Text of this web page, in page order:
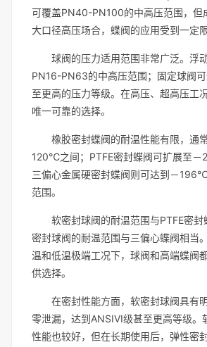
可覆盖PN40-PN100的中高压范围，但
大口径高压场合，蝶阀的应用受到一定限
球阀的压力适用范围非常广泛。浮
PN16-PN63的中高压范围；固定球阀
至更高的压力等级。在高压、超高压工
唯一可靠的选择。
橡胶密封蝶阀的耐温性能有限，通
120℃之间；PTFE密封蝶阀可扩展至
三偏心金属硬密封蝶阀则可达到－
范围。
软密封球阀的耐温范围与PTFE密
密封球阀的耐温范围与三偏心蝶阀相当
温和低温极端工况下，球阀和高端蝶阀
供选择。
在密封性能方面，软密封球阀具有
零泄漏，达到ANSIVI级甚至更高等级。
性能也较好，但在长期使用后，弹性密